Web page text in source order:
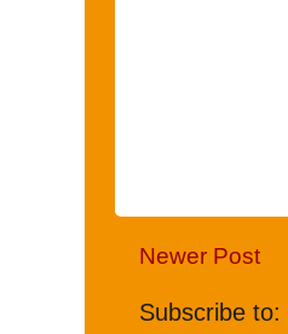
Newer Post
Subscribe to: